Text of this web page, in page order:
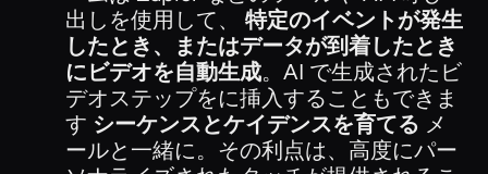
出しを使用して、 特定のイベントが発生
したとき、またはデータが到着したとき
にビデオを自動生成。AI で生成されたビ
デオステップをに挿入することもできま
す シーケンスとケイデンスを育てる メ
ールと一緒に。その利点は、高度にパー